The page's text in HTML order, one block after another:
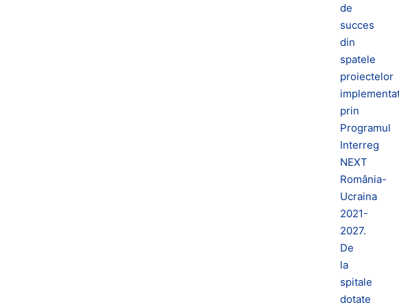
de
succes
din
spatele
proiectelor
prin
Programul
Interreg
NEXT
România-
Ucraina
2021-
2027.
De
la
spitale
dotate